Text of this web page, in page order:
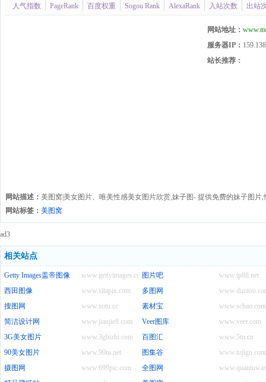
人气指数
PageRank
百度权重
Sogou Rank
AlexaRank
入站次数
出站
网站地址：
服务器IP：
站长推荐：
网站描述： 美图窝|美女图片、唯美性感美女图片欣赏,妹子图- 提供免费的妹子图片
网站标签： 美图窝
ad3
相关站点
www.gettyimages.com
Getty Images盖帝图像 www.tp88.net
图片吧
www.sitapix.com
西田图像
多图网
www.sotu.cc
搜图网 www.scbao.com
素材宝
www.jianjie8.com
简洁设计网 www.veer.com
Veer图库
www.3gbizhi.com
3G美女图片 www.5tu.cn
百图汇
www.90tu.net
90美女图片 www.tujigu.com
图集谷
www.699pic.com
摄图网
全图网